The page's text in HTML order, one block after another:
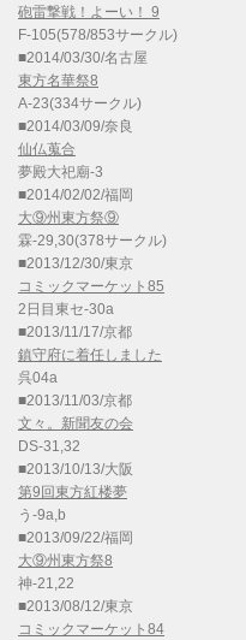
砲雷撃戦！よーい！ 9
F-105(578/853サークル)
■2014/03/30/名古屋
東方名華祭8
A-23(334サークル)
■2014/03/09/奈良
仙仏蒐合
夢殿大祀廟-3
■2014/02/02/福岡
大⑨州東方祭⑨
霖-29,30(378サークル)
■2013/12/30/東京
コミックマーケット85
2日目東セ-30a
■2013/11/17/京都
鎮守府に着任しました
呉04a
■2013/11/03/京都
文々。新聞友の会
DS-31,32
■2013/10/13/大阪
第9回東方紅楼夢
う-9a,b
■2013/09/22/福岡
大⑨州東方祭8
神-21,22
■2013/08/12/東京
コミックマーケット84